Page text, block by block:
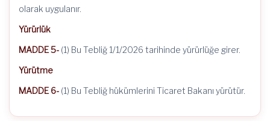
olarak uygulanır.
Yürürlük
MADDE 5- (1) Bu Tebliğ 1/1/2026 tarihinde yürürlüğe girer.
Yürütme
MADDE 6- (1) Bu Tebliğ hükümlerini Ticaret Bakanı yürütür.